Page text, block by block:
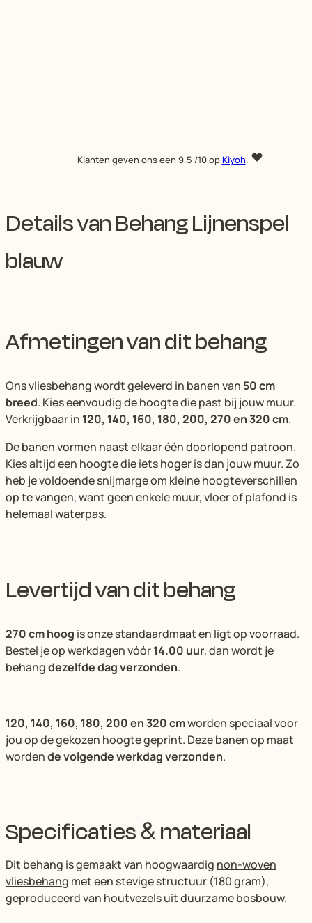
Klanten geven ons een 9.5 /10 opKiyoh.
Details van Behang Lijnenspel
blauw
Afmetingen van dit behang
Ons vliesbehang wordt geleverd in banen van 50 cm
breed. Kies eenvoudig de hoogte die past bij jouw muur.
Verkrijgbaar in 120, 140, 160, 180, 200, 270 en 320 cm.
De banen vormen naast elkaar één doorlopend patroon.
Kies altijd een hoogte die iets hoger is dan jouw muur. Zo
heb je voldoende snijmarge om kleine hoogteverschillen
op te vangen, want geen enkele muur, vloer of plafond is
helemaal waterpas.
Levertijd van dit behang
270 cm hoog is onze standaardmaat en ligt op voorraad.
Bestel je op werkdagen vóór14.00 uur, dan wordt je
behangdezelfde dag verzonden.
120, 140, 160, 180, 200 en 320 cmworden speciaal voor
jou op de gekozen hoogte geprint. Deze banen op maat
wordende volgende werkdag verzonden.
Specificaties & materiaal
Dit behang is gemaakt van hoogwaardig non-woven
vliesbehang met een stevige structuur (180 gram),
geproduceerd van houtvezels uit duurzame bosbouw.